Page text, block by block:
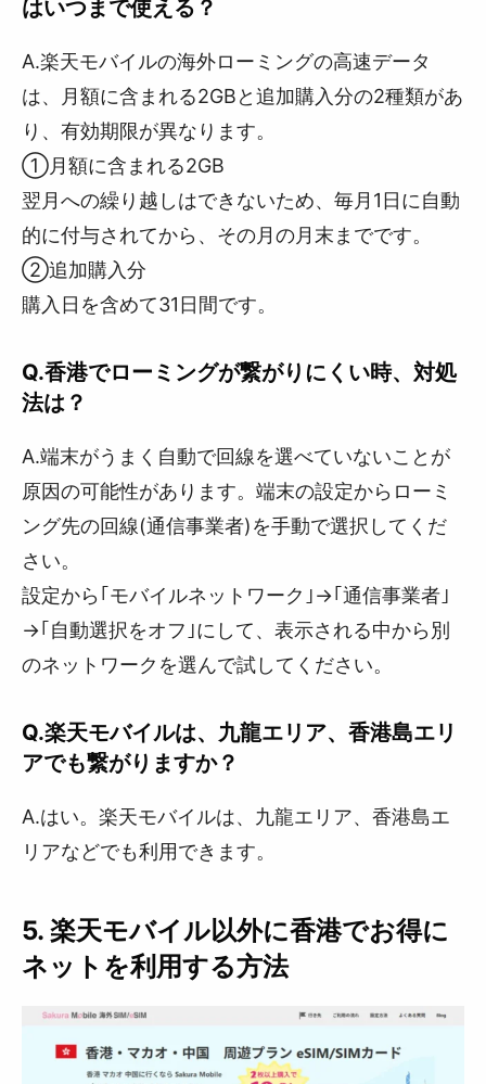
はいつまで使える？
A.楽天モバイルの海外ローミングの高速データ
は、月額に含まれる2GBと追加購入分の2種類があ
り、有効期限が異なります。
①月額に含まれる2GB
翌月への繰り越しはできないため、毎月1日に自動
的に付与されてから、その月の月末までです。
②追加購入分
購入日を含めて31日間です。
Q.香港でローミングが繋がりにくい時、対処
法は？
A.端末がうまく自動で回線を選べていないことが
原因の可能性があります。端末の設定からローミ
ング先の回線(通信事業者)を手動で選択してくだ
さい。
設定から｢モバイルネットワーク｣→｢通信事業者｣
→｢自動選択をオフ｣にして、表示される中から別
のネットワークを選んで試してください。
Q.楽天モバイルは、九龍エリア、香港島エリ
アでも繋がりますか？
A.はい。楽天モバイルは、九龍エリア、香港島エ
リアなどでも利用できます。
5. 楽天モバイル以外に香港でお得に
ネットを利用する方法